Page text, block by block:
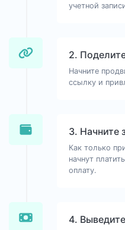
учетной
2.
Начните
ссылку и
3. Начните
Как только
начнут
оплату.
4.